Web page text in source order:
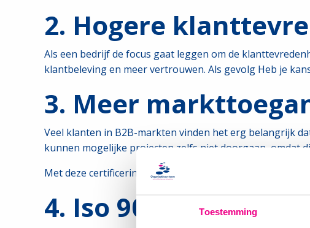
Toestemming
2. Hogere
Als een bedrijf de focus gaat leggen om de
klantbeleving en meer vertrouwen. Als gevolg Heb je
3. Meer
Veel klanten in B2B-markten vinden het erg belangrijk
kunnen mogelijke projecten zelfs niet doorgaan, omdat
Met deze certificering, kan een bedrijf nieuwe markten
4. Iso 9001 geeft